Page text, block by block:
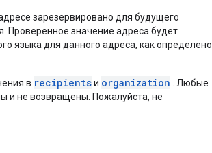
зарезервировано для будущего
Проверенное значение адреса будет
языка для данного адреса, как определено
в recipientsи organization . Любые
и не возвращены. Пожалуйста, не